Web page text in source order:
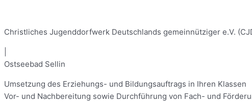
Christliches Jugenddorfwerk Deutschlands gemeinnütziger e.V.
Ostseebad Sellin
Umsetzung des Erziehungs- und Bildungsauftrags in Ihren Klassen
Vor- und Nachbereitung sowie Durchführung von Fach- und